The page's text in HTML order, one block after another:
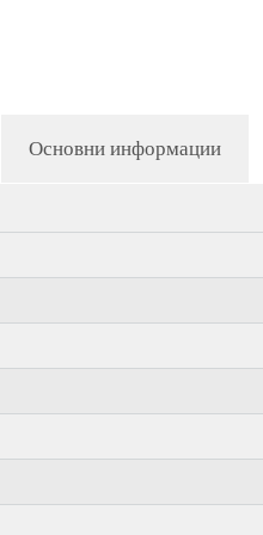
Основни информации